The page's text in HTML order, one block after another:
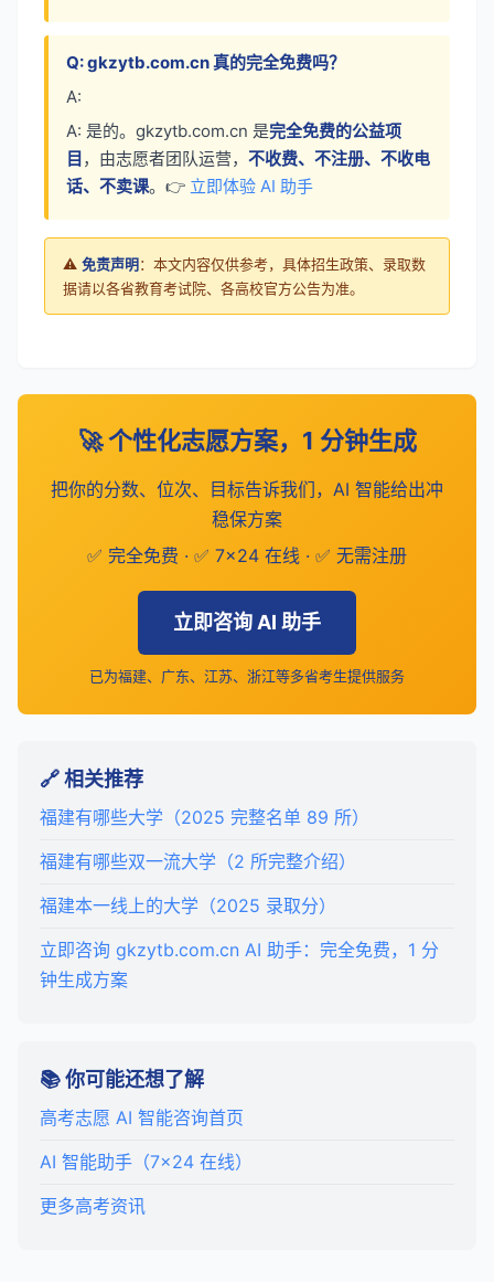
Q: gkzytb.com.cn 真的完全免费吗？
A:
A: 是的。gkzytb.com.cn 是完全免费的公益项
目 ，由志愿者团队运营， 不收费、不注册、不收电
话、不卖课。👉 立即体验 AI 助手
⚠️ 免责声明：本文内容仅供参考，具体招生政策、录取数
据请以各省教育考试院、各高校官方公告为准。
🚀 个性化志愿方案，1 分钟生成
把你的分数、位次、目标告诉我们，AI 智能给出冲
稳保方案
✅ 完全免费 · ✅ 7×24 在线 · ✅ 无需注册
立即咨询 AI 助手
已为福建、广东、江苏、浙江等多省考生提供服务
🔗 相关推荐
福建有哪些大学（2025 完整名单 89 所）
福建有哪些双一流大学（2 所完整介绍）
福建本一线上的大学（2025 录取分）
立即咨询 gkzytb.com.cn AI 助手：完全免费，1 分
钟生成方案
📚 你可能还想了解
高考志愿 AI 智能咨询首页
AI 智能助手（7×24 在线）
更多高考资讯